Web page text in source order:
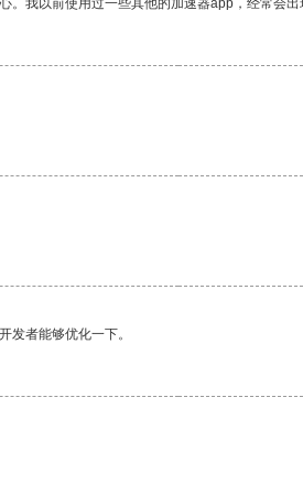
我以前使用过一些其他的加速器app，经常会出
发者能够优化一下。